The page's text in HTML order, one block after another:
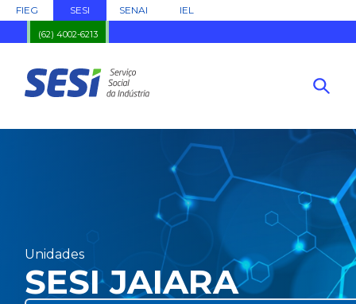
FIEG SESI SENAI IEL
(62) 4002-6213
Unidades
SESI JAIARA